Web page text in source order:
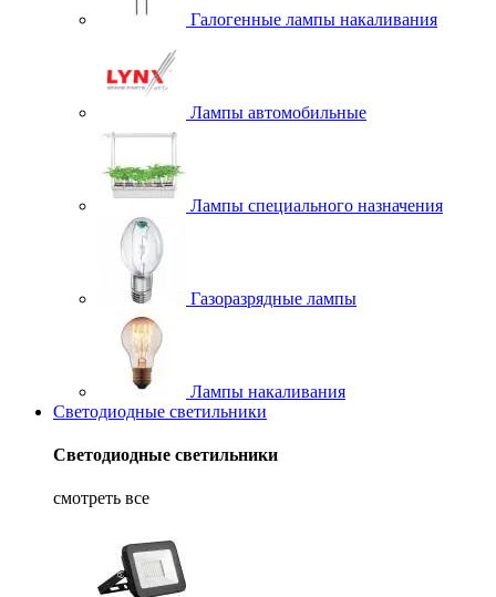
Галогенные лампы накаливания
Лампы автомобильные
Лампы специального назначения
Газоразрядные лампы
Лампы накаливания
Светодиодные светильники
Светодиодные светильники
смотреть все